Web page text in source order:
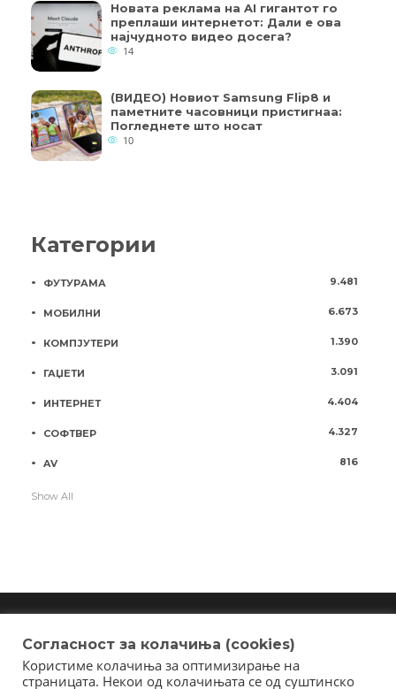
Новата реклама на AI гигантот го
преплаши интернетот: Дали е ова
најчудното видео досега?
14
(ВИДЕО) Новиот Samsung Flip8 и
паметните часовници пристигнаа:
Погледнете што носат
10
Категории
ФУТУРАМА 9.481
МОБИЛНИ 6.673
КОМПЈУТЕРИ 1.390
ГАЏЕТИ 3.091
ИНТЕРНЕТ 4.404
СОФТВЕР 4.327
AV 816
Show All
Copyright © 2018 - Member of IAB Macedonia
Согласност за колачиња (cookies)
Користиме колачиња за оптимизирање на
страницата. Некои од колачињата се од суштинско